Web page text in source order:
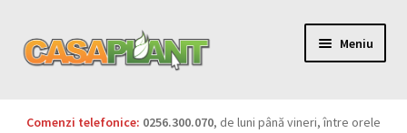
Meniu
Comenzi telefonice: 0256.300.070, de luni până vineri, între orele